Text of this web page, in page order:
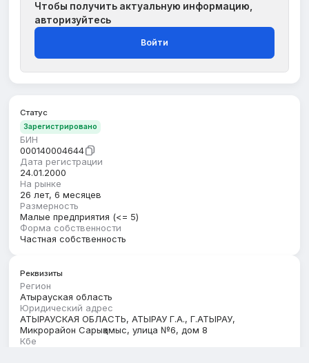
Чтобы получить актуальную информацию,
авторизуйтесь
Войти
Статус
Зарегистрировано
БИН
000140004644
Дата регистрации
24.01.2000
На рынке
26 лет, 6 месяцев
Размерность
Малые предприятия (<= 5)
Форма собственности
Частная собственность
Реквизиты
Регион
Атырауская область
Юридический адрес
АТЫРАУСКАЯ ОБЛАСТЬ, АТЫРАУ Г.А., Г.АТЫРАУ,
Микрорайон Сарықамыс, улица №6, дом 8
Кбе